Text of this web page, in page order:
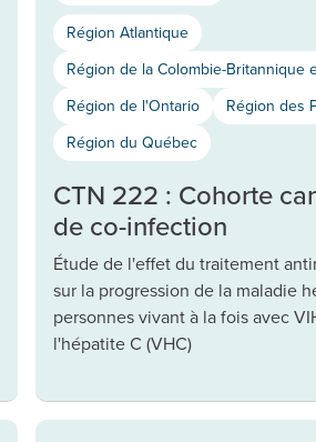
Région Atlantique
Région de la Colombie-Britannique
Région de l'Ontario
Région des
Région du Québec
CTN 222 : Cohorte
de co-infection
Étude de l'effet du traitement
sur la progression de la maladie
personnes vivant à la fois avec
l'hépatite C (VHC)